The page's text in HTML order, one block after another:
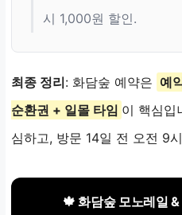
시 1,000원 할인.
최종 정리: 화담숲 예약은 예
순환권 + 일몰 타임 이 핵심입
심하고, 방문 14일 전 오전 9
🍁 화담숲 모노레일